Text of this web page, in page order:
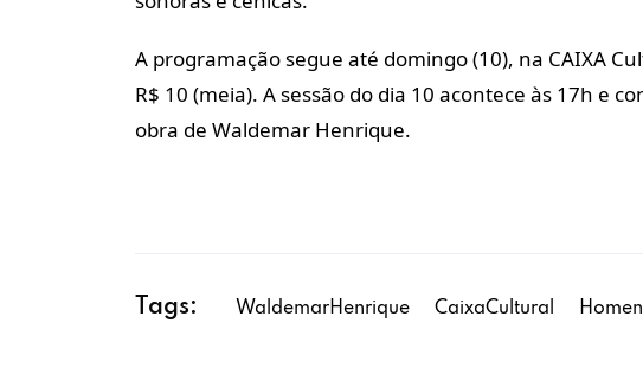
A programação segue até domingo (10), na CAIXA
R$ 10 (meia). A sessão do dia 10 acontece às 17h e
obra de Waldemar Henrique.
Tags: WaldemarHenrique CaixaCultural